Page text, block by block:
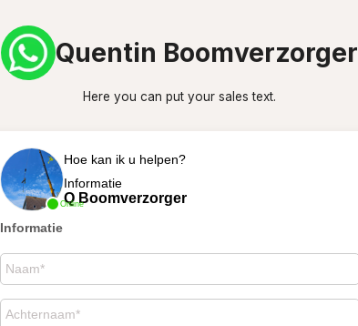
Quentin Boomverzorger
Here you can put your sales text.
Online
Hoe kan ik u helpen?
Informatie
Q Boomverzorger
Informatie